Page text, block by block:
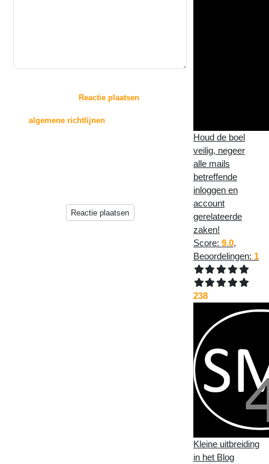
Reactie plaatsen
algemene richtlijnenvoor het plaatsen van
Reactie plaatsen
Houd de boel
veilig, negeer
alle mails
betreffende
inloggen en
account
gerelateerde
zaken!
Score: 9.0,
Beoordelingen: 1
238
Kleine uitbreiding
in het Blog